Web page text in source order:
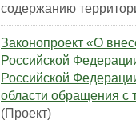
содержанию
Законопроект «О
Российской
Российской
области обращения
(Проект)